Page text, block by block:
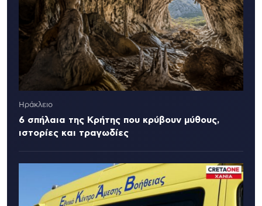
Ηράκλειο
6 σπήλαια της Κρήτης που κρύβουν μύθους,
ιστορίες και τραγωδίες